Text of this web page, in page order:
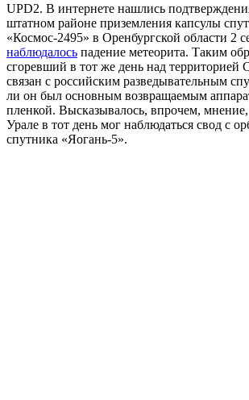
UPD2. В интернете нашлись
штатном районе приземления капсулы
«Космос-2495» в Оренбургской области 2
наблюдалось падение метеорита. Таким
сгоревший в тот же день над
связан с российским разведывательным
ли он был основным возвращаемым
пленкой. Высказывалось, впрочем,
Урале в тот день мог наблюдаться свод с
спутника «Яогань-5».